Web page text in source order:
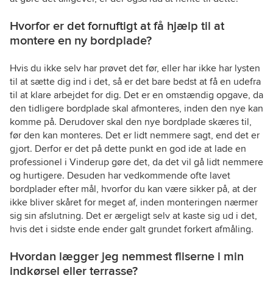
Hvorfor er det fornuftigt at få hjælp til at
montere en ny bordplade?
Hvis du ikke selv har prøvet det før, eller har ikke har lysten
til at sætte dig ind i det, så er det bare bedst at få en udefra
til at klare arbejdet for dig. Det er en omstændig opgave, da
den tidligere bordplade skal afmonteres, inden den nye kan
komme på. Derudover skal den nye bordplade skæres til,
før den kan monteres. Det er lidt nemmere sagt, end det er
gjort. Derfor er det på dette punkt en god ide at lade en
professionel i Vinderup gøre det, da det vil gå lidt nemmere
og hurtigere. Desuden har vedkommende ofte lavet
bordplader efter mål, hvorfor du kan være sikker på, at der
ikke bliver skåret for meget af, inden monteringen nærmer
sig sin afslutning. Det er ærgeligt selv at kaste sig ud i det,
hvis det i sidste ende ender galt grundet forkert afmåling.
Hvordan lægger jeg nemmest fliserne i min
indkørsel eller terrasse?